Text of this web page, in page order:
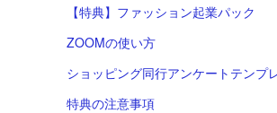
【特典】ファッション起業パック
ZOOMの使い方
ショッピング同行アンケートテンプ
特典の注意事項